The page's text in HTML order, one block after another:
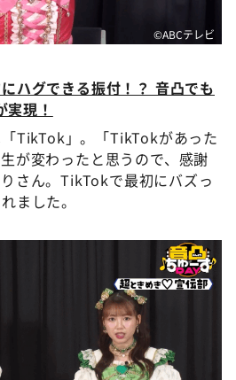
©ABCテレビ
ハグできる振付！？ 音凸でも
現！
TikTok」。「TikTokがあった
が変わったと思うので、感謝
さん。TikTokで最初にバズっ
ました。